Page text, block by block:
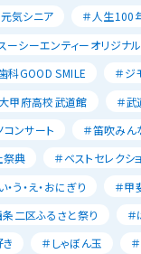
気シニア
＃人生100
ーシーエンティーオリジナ
科GOOD SMILE
＃ジ
甲府高校武道館
＃
コンサート
＃笛吹みん
祭典
＃ベストセレクシ
・う・え・おにぎり
＃甲
二区ふるさと祭り
＃
＃しゃぼん玉